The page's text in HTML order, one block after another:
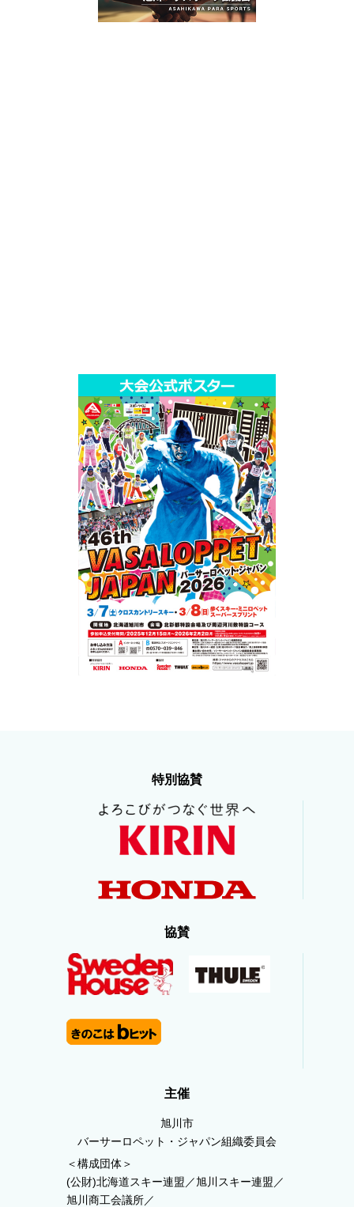
特別協賛
協賛
主催
旭川市
バーサーロペット・ジャパン組織委員会
＜構成団体＞
(公財)北海道スキー連盟／旭川スキー連盟／
旭川商工会議所／